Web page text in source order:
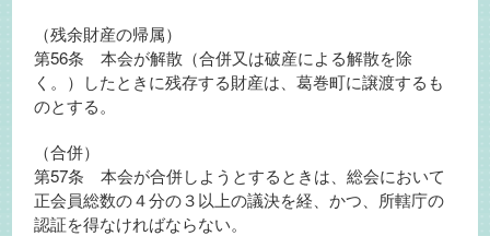
（残余財産の帰属）
第56条 本会が解散（合併又は破産による解散を除
く。）したときに残存する財産は、葛巻町に譲渡するも
のとする。
（合併）
第57条 本会が合併しようとするときは、総会において
正会員総数の４分の３以上の議決を経、かつ、所轄庁の
認証を得なければならない。